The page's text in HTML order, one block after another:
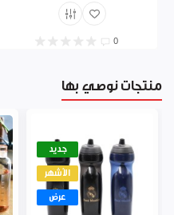
0
منتجات نوصي بها
جديد
الأشهر
عرض